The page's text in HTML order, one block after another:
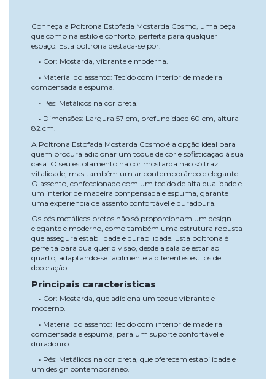
Conheça a Poltrona Estofada Mostarda Cosmo, uma peça
que combina estilo e conforto, perfeita para qualquer
espaço. Esta poltrona destaca-se por:
• Cor: Mostarda, vibrante e moderna.
• Material do assento: Tecido com interior de madeira
compensada e espuma.
• Pés: Metálicos na cor preta.
• Dimensões: Largura 57 cm, profundidade 60 cm, altura
82 cm.
A Poltrona Estofada Mostarda Cosmo é a opção ideal para
quem procura adicionar um toque de cor e sofisticação à sua
casa. O seu estofamento na cor mostarda não só traz
vitalidade, mas também um ar contemporâneo e elegante.
O assento, confeccionado com um tecido de alta qualidade e
um interior de madeira compensada e espuma, garante
uma experiência de assento confortável e duradoura.
Os pés metálicos pretos não só proporcionam um design
elegante e moderno, como também uma estrutura robusta
que assegura estabilidade e durabilidade. Esta poltrona é
perfeita para qualquer divisão, desde a sala de estar ao
quarto, adaptando-se facilmente a diferentes estilos de
decoração.
Principais características
• Cor: Mostarda, que adiciona um toque vibrante e
moderno.
• Material do assento: Tecido com interior de madeira
compensada e espuma, para um suporte confortável e
duradouro.
• Pés: Metálicos na cor preta, que oferecem estabilidade e
um design contemporâneo.